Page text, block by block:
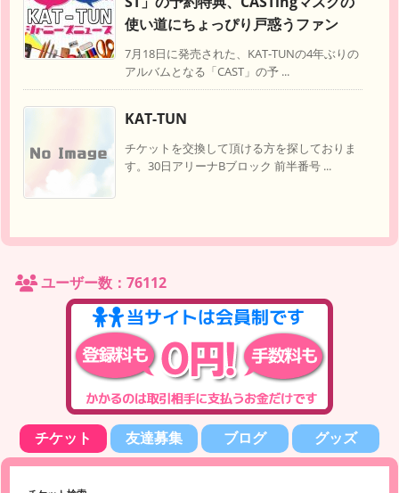
使い道にちょっぴり戸惑うファン
7月18日に発売された、KAT-TUNの4年ぶりの
アルバムとなる「CAST」の予 ...
KAT-TUN
チケットを交換して頂ける方を探しておりま
す。30日アリーナBブロック 前半番号 ...
ユーザー数：76112
チケット 友達募集 ブログ グッズ